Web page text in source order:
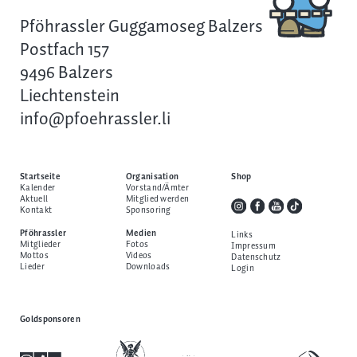
Pföhrassler Guggamoseg Balzers
Postfach 157
9496 Balzers
Liechtenstein
info@pfoehrassler.li
Startseite
Kalender
Aktuell
Kontakt
Pföhrassler
Mitglieder
Mottos
Lieder
Organisation
Vorstand/Ämter
Mitglied werden
Sponsoring
Medien
Fotos
Videos
Downloads
Shop
Links
Impressum
Datenschutz
Login
Goldsponsoren